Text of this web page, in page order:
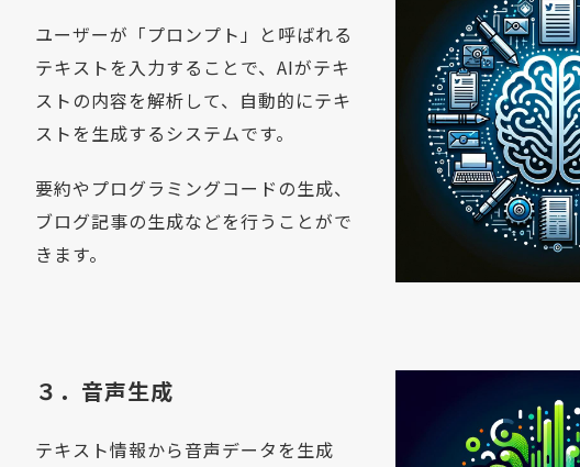
ユーザーが「プロンプト」と呼ばれる
テキストを入力することで、AIがテキ
ストの内容を解析して、自動的にテキ
ストを生成するシステムです。
要約やプログラミングコードの生成、
ブログ記事の生成などを行うことがで
きます。
３．音声生成
テキスト情報から音声データを生成